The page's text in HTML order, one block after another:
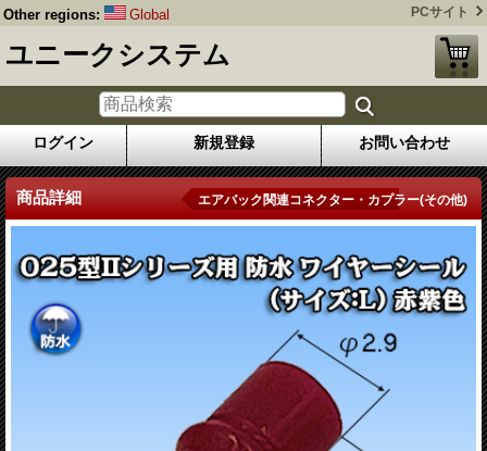
Other regions: Global PCサイト
ユニークシステム
ログイン 新規登録 お問い合わせ
商品詳細 エアバック関連コネクター・カプラー(その他)